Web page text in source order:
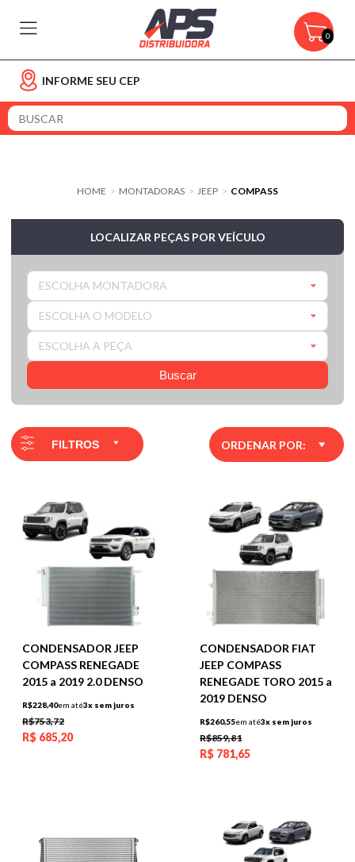
0
INFORME SEU CEP
HOME > MONTADORAS > JEEP > COMPASS
LOCALIZAR PEÇAS POR VEÍCULO
ESCOLHA MONTADORA
ESCOLHA O MODELO
ESCOLHA A PEÇA
Buscar
FILTROS ORDENAR POR:
CONDENSADOR JEEP
COMPASS RENEGADE
2015 a 2019 2.0 DENSO
R$228,40em até3x sem juros
R$753,72
R$ 685,20
CONDENSADOR FIAT
JEEP COMPASS
RENEGADE TORO 2015 a
2019 DENSO
R$260,55em até3x sem juros
R$859,81
R$ 781,65